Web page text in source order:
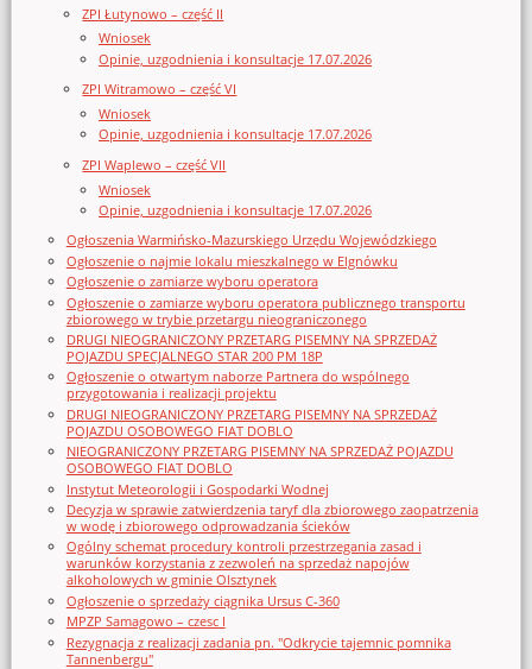
ZPI Łutynowo – część II
Wniosek
Opinie, uzgodnienia i konsultacje 17.07.2026
ZPI Witramowo – część VI
Wniosek
Opinie, uzgodnienia i konsultacje 17.07.2026
ZPI Waplewo – część VII
Wniosek
Opinie, uzgodnienia i konsultacje 17.07.2026
Ogłoszenia Warmińsko-Mazurskiego Urzędu Wojewódzkiego
Ogłoszenie o najmie lokalu mieszkalnego w Elgnówku
Ogłoszenie o zamiarze wyboru operatora
Ogłoszenie o zamiarze wyboru operatora publicznego transportu
zbiorowego w trybie przetargu nieograniczonego
DRUGI NIEOGRANICZONY PRZETARG PISEMNY NA SPRZEDAŻ
POJAZDU SPECJALNEGO STAR 200 PM 18P
Ogłoszenie o otwartym naborze Partnera do wspólnego
przygotowania i realizacji projektu
DRUGI NIEOGRANICZONY PRZETARG PISEMNY NA SPRZEDAŻ
POJAZDU OSOBOWEGO FIAT DOBLO
NIEOGRANICZONY PRZETARG PISEMNY NA SPRZEDAŻ POJAZDU
OSOBOWEGO FIAT DOBLO
Instytut Meteorologii i Gospodarki Wodnej
Decyzja w sprawie zatwierdzenia taryf dla zbiorowego zaopatrzenia
w wodę i zbiorowego odprowadzania ścieków
Ogólny schemat procedury kontroli przestrzegania zasad i
warunków korzystania z zezwoleń na sprzedaż napojów
alkoholowych w gminie Olsztynek
Ogłoszenie o sprzedaży ciągnika Ursus C-360
MPZP Samagowo – czesc I
Rezygnacja z realizacji zadania pn. "Odkrycie tajemnic pomnika
Tannenbergu"